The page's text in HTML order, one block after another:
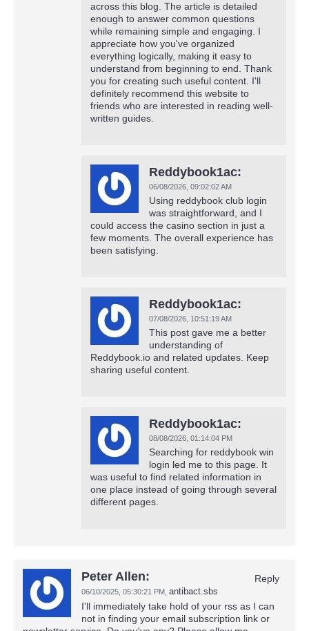
across this blog. The article is detailed
enough to answer common questions
while remaining simple and engaging. I
appreciate how you've organized
everything logically, making it easy to
understand from beginning to end. Thank
you for creating such useful content. I'll
definitely recommend this website to
friends who are interested in reading well-
written guides.
Reddybook1ac:
06/08/2026, 09:02:02 AM
Using reddybook club login
was straightforward, and I
could access the casino section in just a
few moments. The overall experience has
been satisfying.
Reddybook1ac:
07/08/2026, 10:51:19 AM
This post gave me a better
understanding of
Reddybook.io and related updates. Keep
sharing useful content.
Reddybook1ac:
08/08/2026, 01:14:04 PM
Searching for reddybook win
login led me to this page. It
was useful to find related information in
one place instead of going through several
different pages.
Peter Allen:
06/10/2025, 05:30:21 PM antibact.sbs
Reply
I'll immediately take hold of your rss as I can
not in finding your email subscription link or